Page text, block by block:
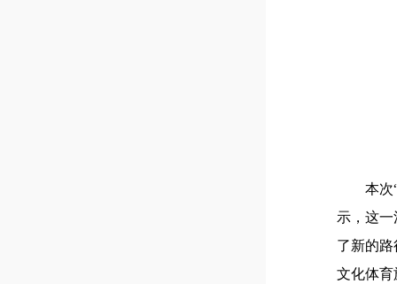
本次
示，这
了新的
文化体